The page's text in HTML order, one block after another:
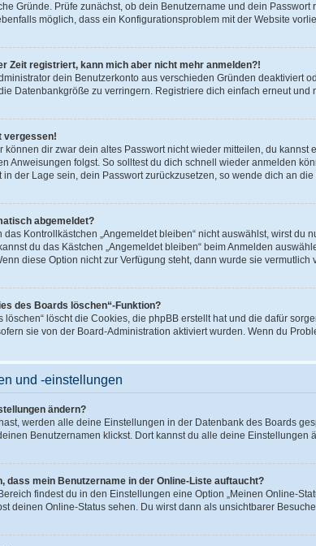
Gründe. Prüfe zunächst, ob dein Benutzername und dein
möglich, dass ein Konfigurationsproblem mit der Website
Zeit registriert, kann mich aber nicht mehr anmelden?!
dein Benutzerkonto aus verschieden Gründen
Datenbankgröße zu verringern. Registriere dich einfach erneut und
vergessen!
können dir zwar dein altes Passwort nicht wieder mitteilen, du
Anweisungen folgst. So solltest du dich schnell wieder anmelden
in der Lage sein, dein Passwort zurückzusetzen, so wende dich an
abgemeldet?
das Kontrollkästchen „Angemeldet bleiben“ nicht auswählst, wirst
du das Kästchen „Angemeldet bleiben“ beim Anmelden
diese Option nicht zur Verfügung steht, dann wurde sie
des Boards löschen“-Funktion?
löschen“ löscht die Cookies, die phpBB erstellt hat und die dafür
sie von der Board-Administration aktiviert wurden. Wenn du
und -einstellungen
ändern?
werden alle deine Einstellungen in der Datenbank des Boards
Benutzernamen klickst. Dort kannst du alle deine Einstellungen
dass mein Benutzername in der Online-Liste auftaucht?
findest du in den Einstellungen eine Option „Meinen Online-
deinen Online-Status sehen. Du wirst dann als unsichtbarer